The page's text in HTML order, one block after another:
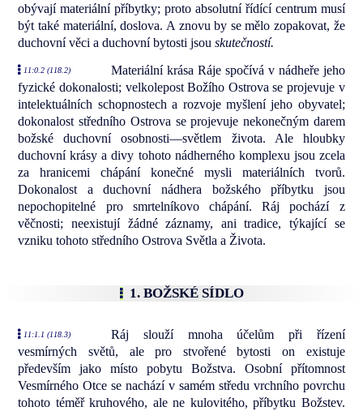
obývají materiální příbytky; proto absolutní řídící centrum musí
být také materiální, doslova. A znovu by se mělo zopakovat, že
duchovní věci a duchovní bytosti jsouskutečností.
11:0.2 (118.2)
Materiální krása Ráje spočívá v nádheře jeho
fyzické dokonalosti; velkolepost Božího Ostrova se projevuje v
intelektuálních schopnostech a rozvoje myšlení jeho obyvatel;
dokonalost středního Ostrova se projevuje nekonečným darem
božské duchovní osobnosti—světlem života. Ale hloubky
duchovní krásy a divy tohoto nádherného komplexu jsou zcela
za hranicemi chápání konečné mysli materiálních tvorů.
Dokonalost a duchovní nádhera božského příbytku jsou
nepochopitelné pro smrtelníkovo chápání. Ráj pochází z
věčnosti; neexistují žádné záznamy, ani tradice, týkající se
vzniku tohoto středního Ostrova Světla a Života.
1. BOŽSKÉ SÍDLO
11:1.1 (118.3)
Ráj slouží mnoha účelům při řízení
vesmírných světů, ale pro stvořené bytosti on existuje
především jako místo pobytu Božstva. Osobní přítomnost
Vesmírného Otce se nachází v samém středu vrchního povrchu
tohoto téměř kruhového, ale ne kulovitého, příbytku Božstev.